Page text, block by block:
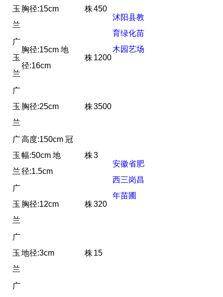
沭阳县教
育绿化苗
木园艺场
玉
兰
胸径:15cm 株450
广
玉
兰
胸径:15cm 地
径:16cm
株1200
广
玉
兰
胸径:25cm 株3500
广
玉
兰
高度:150cm 冠
幅:50cm 地
径:1.5cm
株3
安徽省肥
西三岗昌
年苗圃
广
玉
兰
胸径:12cm 株320
广
玉
兰
地径:3cm 株15
广